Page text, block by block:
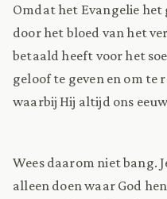
Omdat het Evangelie het
door het bloed van het
betaald heeft voor het
geloof te geven en om te
waarbij Hij altijd ons
Wees daarom niet bang.
alleen doen waar God